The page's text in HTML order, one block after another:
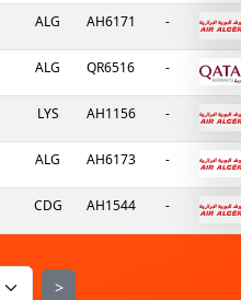
ALG AH6171 -
ALG QR6516 -
LYS AH1156 -
ALG AH6173 -
CDG AH1544 -
>